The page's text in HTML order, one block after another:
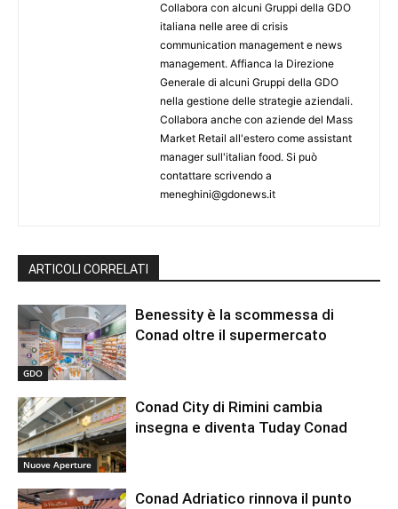
Collabora con alcuni Gruppi della GDO
italiana nelle aree di crisis
communication management e news
management. Affianca la Direzione
Generale di alcuni Gruppi della GDO
nella gestione delle strategie aziendali.
Collabora anche con aziende del Mass
Market Retail all'estero come assistant
manager sull'italian food. Si può
contattare scrivendo a
meneghini@gdonews.it
ARTICOLI CORRELATI
GDO
Benessity è la scommessa di
Conad oltre il supermercato
Nuove Aperture
Conad City di Rimini cambia
insegna e diventa Tuday Conad
Conad Adriatico rinnova il punto